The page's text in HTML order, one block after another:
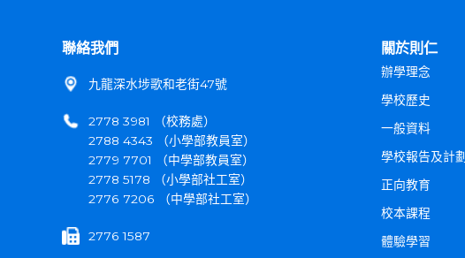
聯絡我們
九龍深水埗歌和老街47號
2778 3981 （校務處）
2788 4343 （小學部教員室）
2779 7701 （中學部教員室）
2778 5178 （小學部社工室）
2776 7206 （中學部社工室）
2776 1587
關於則仁
辦學理念
學校歷史
一般資料
學校報告及計劃
正向教育
校本課程
體驗學習